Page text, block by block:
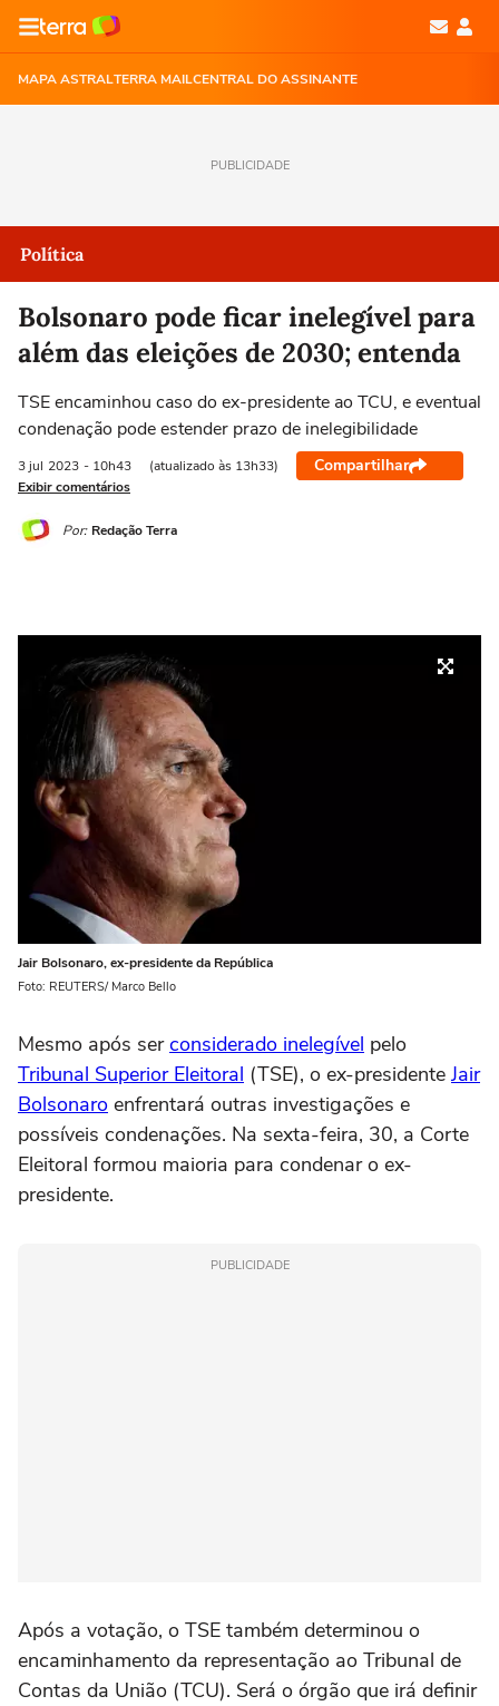
MAPA ASTRALTERRA MAILCENTRAL DO ASSINANTE
PUBLICIDADE
Política
Bolsonaro pode ficar inelegível para
além das eleições de 2030; entenda
TSE encaminhou caso do ex-presidente ao TCU, e eventual
condenação pode estender prazo de inelegibilidade
3 jul 2023 - 10h43 (atualizado às 13h33) Compartilhar
Exibir comentários
Por: Redação Terra
Jair Bolsonaro, ex-presidente da República
Foto: REUTERS/ Marco Bello
Mesmo após serconsiderado inelegível pelo
Tribunal Superior Eleitoral (TSE), o ex-presidente Jair
Bolsonaro enfrentará outras investigações e
possíveis condenações. Na sexta-feira, 30, a Corte
Eleitoral formou maioria para condenar o ex-
presidente.
PUBLICIDADE
Após a votação, o TSE também determinou o
encaminhamento da representação ao Tribunal de
Contas da União (TCU). Será o órgão que irá definir